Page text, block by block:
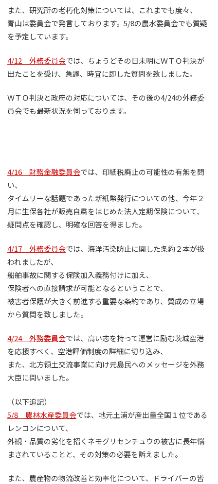
また、研究所の老朽化対策については、これまでも度々、
青山は委員会で発言しております。5/8の農水委員会でも質疑
を予定しています。
4/12 外務委員会では、ちょうどその日未明にＷＴＯ判決が
出たことを受け、急遽、時宜に即した質問を致しました。
ＷＴＯ判決と政府の対応については、その後の4/24の外務委
員会でも最新状況を伺っております。
4/16 財務金融委員会では、印紙税廃止の可能性の有無を問
い、
タイムリーな話題であった新紙幣発行についての他、今年２
月に生保各社が販売自粛をはじめた法人定期保険について、
疑問点を確認し、明確な回答を得ました。
4/17 外務委員会では、海洋汚染防止に関した条約２本が扱
われましたが、
船舶事故に関する保険加入義務付けに加え、
保険者への直接請求が可能となるということで、
被害者保護が大きく前進する重要な条約であり、賛成の立場
から質問を致しました。
4/24 外務委員会では、高い志を持って運営に励む茨城空港
を応援すべく、空港評価制度の詳細に切り込み、
また、北方領土交流事業に向け元島民へのメッセージを外務
大臣に問いました。
（以下追記）
5/8 農林水産委員会では、地元土浦が産出量全国１位である
レンコンについて、
外観・品質の劣化を招くネモグリセンチュウの被害に長年悩
まされていることと、その対策の必要を訴えました。
また、農産物の物流改善と効率化について、ドライバーの皆